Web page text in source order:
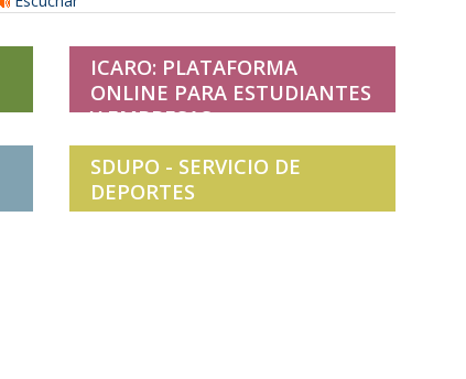
ICARO: PLATAFORMA
ONLINE PARA ESTUDIANTES
Y EMPRESAS
SDUPO - SERVICIO DE
DEPORTES